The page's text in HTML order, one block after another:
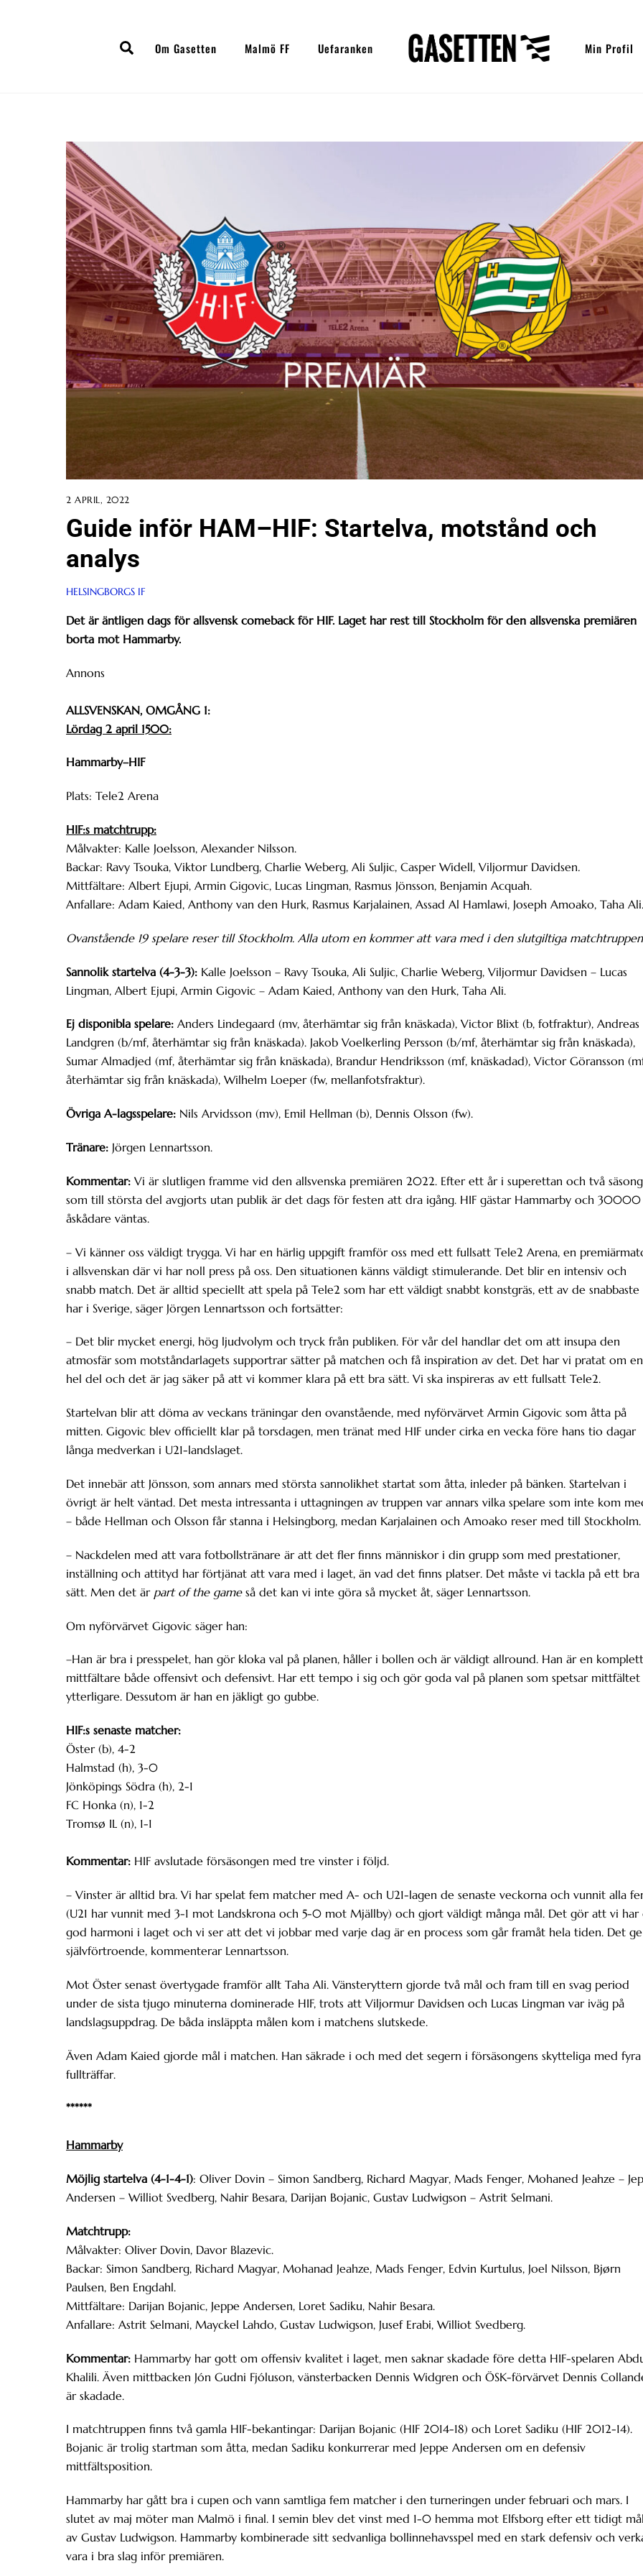
SearchOm Gasetten Malmö FF Uefaranken Min Profil
2 APRIL, 2022
Guide inför HAM–HIF: Startelva, motstånd och
analys
HELSINGBORGS IF
Det är äntligen dags för allsvensk comeback för HIF. Laget har rest till Stockholm för den allsvenska premiären
borta mot Hammarby.
Annons
ALLSVENSKAN, OMGÅNG 1:
Lördag 2 april 1500:
Hammarby–HIF
Plats: Tele2 Arena
HIF:s matchtrupp:
Målvakter: Kalle Joelsson, Alexander Nilsson.
Backar: Ravy Tsouka, Viktor Lundberg, Charlie Weberg, Ali Suljic, Casper Widell, Viljormur Davidsen.
Mittfältare: Albert Ejupi, Armin Gigovic, Lucas Lingman, Rasmus Jönsson, Benjamin Acquah.
Anfallare: Adam Kaied, Anthony van den Hurk, Rasmus Karjalainen, Assad Al Hamlawi, Joseph Amoako, Taha Ali.
Ovanstående 19 spelare reser till Stockholm. Alla utom en kommer att vara med i den slutgiltiga
Sannolik startelva (4-3-3): Kalle Joelsson – Ravy Tsouka, Ali Suljic, Charlie Weberg, Viljormur Davidsen – Lucas
Lingman, Albert Ejupi, Armin Gigovic – Adam Kaied, Anthony van den Hurk, Taha Ali.
Ej disponibla spelare: Anders Lindegaard (mv, återhämtar sig från knäskada), Victor Blixt (b, fotfraktur), Andreas
Landgren (b/mf, återhämtar sig från knäskada). Jakob Voelkerling Persson (b/mf, återhämtar sig från knäskada),
Sumar Almadjed (mf, återhämtar sig från knäskada), Brandur Hendriksson (mf, knäskadad), Victor Göransson
återhämtar sig från knäskada), Wilhelm Loeper (fw, mellanfotsfraktur).
Övriga A-lagsspelare: Nils Arvidsson (mv), Emil Hellman (b), Dennis Olsson (fw).
Tränare: Jörgen Lennartsson.
Kommentar: Vi är slutligen framme vid den allsvenska premiären 2022. Efter ett år i superettan och två
som till största del avgjorts utan publik är det dags för festen att dra igång. HIF gästar Hammarby och 30000
åskådare väntas.
– Vi känner oss väldigt trygga. Vi har en härlig uppgift framför oss med ett fullsatt Tele2 Arena, en
i allsvenskan där vi har noll press på oss. Den situationen känns väldigt stimulerande. Det blir en intensiv och
snabb match. Det är alltid speciellt att spela på Tele2 som har ett väldigt snabbt konstgräs, ett av de snabbaste
har i Sverige, säger Jörgen Lennartsson och fortsätter:
– Det blir mycket energi, hög ljudvolym och tryck från publiken. För vår del handlar det om att insupa den
atmosfär som motståndarlagets supportrar sätter på matchen och få inspiration av det. Det har vi pratat om en
hel del och det är jag säker på att vi kommer klara på ett bra sätt. Vi ska inspireras av ett fullsatt Tele2.
Startelvan blir att döma av veckans träningar den ovanstående, med nyförvärvet Armin Gigovic som åtta på
mitten. Gigovic blev officiellt klar på torsdagen, men tränat med HIF under cirka en vecka före hans tio dagar
långa medverkan i U21-landslaget.
Det innebär att Jönsson, som annars med största sannolikhet startat som åtta, inleder på bänken. Startelvan i
övrigt är helt väntad. Det mesta intressanta i uttagningen av truppen var annars vilka spelare som inte kom
– både Hellman och Olsson får stanna i Helsingborg, medan Karjalainen och Amoako reser med till Stockholm.
– Nackdelen med att vara fotbollstränare är att det fler finns människor i din grupp som med prestationer,
inställning och attityd har förtjänat att vara med i laget, än vad det finns platser. Det måste vi tackla på ett bra
sätt. Men det är part of the gameså det kan vi inte göra så mycket åt, säger Lennartsson.
Om nyförvärvet Gigovic säger han:
–Han är bra i presspelet, han gör kloka val på planen, håller i bollen och är väldigt allround. Han är en komplett
mittfältare både offensivt och defensivt. Har ett tempo i sig och gör goda val på planen som spetsar mittfältet
ytterligare. Dessutom är han en jäkligt go gubbe.
HIF:s senaste matcher:
Öster (b), 4-2
Halmstad (h), 3-0
Jönköpings Södra (h), 2-1
FC Honka (n), 1-2
Tromsø IL (n), 1-1
Kommentar: HIF avslutade försäsongen med tre vinster i följd.
– Vinster är alltid bra. Vi har spelat fem matcher med A- och U21-lagen de senaste veckorna och vunnit alla
(U21 har vunnit med 3-1 mot Landskrona och 5-0 mot Mjällby) och gjort väldigt många mål. Det gör att vi har
god harmoni i laget och vi ser att det vi jobbar med varje dag är en process som går framåt hela tiden. Det
självförtroende, kommenterar Lennartsson.
Mot Öster senast övertygade framför allt Taha Ali. Vänsteryttern gjorde två mål och fram till en svag period
under de sista tjugo minuterna dominerade HIF, trots att Viljormur Davidsen och Lucas Lingman var iväg på
landslagsuppdrag. De båda insläppta målen kom i matchens slutskede.
Även Adam Kaied gjorde mål i matchen. Han säkrade i och med det segern i försäsongens skytteliga med fyra
fullträffar.
******
Hammarby
Möjlig startelva (4-1-4-1): Oliver Dovin – Simon Sandberg, Richard Magyar, Mads Fenger, Mohaned Jeahze –
Andersen – Williot Svedberg, Nahir Besara, Darijan Bojanic, Gustav Ludwigson – Astrit Selmani.
Matchtrupp:
Målvakter: Oliver Dovin, Davor Blazevic.
Backar: Simon Sandberg, Richard Magyar, Mohanad Jeahze, Mads Fenger, Edvin Kurtulus, Joel Nilsson, Bjørn
Paulsen, Ben Engdahl.
Mittfältare: Darijan Bojanic, Jeppe Andersen, Loret Sadiku, Nahir Besara.
Anfallare: Astrit Selmani, Mayckel Lahdo, Gustav Ludwigson, Jusef Erabi, Williot Svedberg.
Kommentar: Hammarby har gott om offensiv kvalitet i laget, men saknar skadade före detta HIF-spelaren
Khalili. Även mittbacken Jón Gudni Fjóluson, vänsterbacken Dennis Widgren och ÖSK-förvärvet Dennis
är skadade.
I matchtruppen finns två gamla HIF-bekantingar: Darijan Bojanic (HIF 2014-18) och Loret Sadiku (HIF 2012-14).
Bojanic är trolig startman som åtta, medan Sadiku konkurrerar med Jeppe Andersen om en defensiv
mittfältsposition.
Hammarby har gått bra i cupen och vann samtliga fem matcher i den turneringen under februari och mars. I
slutet av maj möter man Malmö i final. I semin blev det vinst med 1-0 hemma mot Elfsborg efter ett tidigt
av Gustav Ludwigson. Hammarby kombinerade sitt sedvanliga bollinnehavsspel med en stark defensiv och
vara i bra slag inför premiären.